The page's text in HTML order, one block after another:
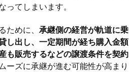
ってしまいます。
ために、 承継側の経営が軌道に乗
し出し、一定期間が経ち購入金額
も販売するなどの譲渡条件を契約
ーズに承継が進む可能性が高まり